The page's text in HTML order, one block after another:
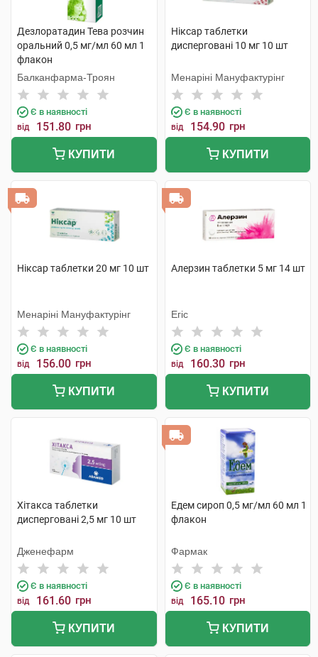
Дезлоратадин Тева розчин
оральний 0,5 мг/мл 60 мл 1
флакон
Балканфарма-Троян
Є в наявності
від 151.80 грн
КУПИТИ
Ніксар таблетки
дисперговані 10 мг 10 шт
Менаріні Мануфактурінг
Є в наявності
від 154.90 грн
КУПИТИ
Ніксар таблетки 20 мг 10 шт
Менаріні Мануфактурінг
Є в наявності
від 156.00 грн
КУПИТИ
Алерзин таблетки 5 мг 14 шт
Егіс
Є в наявності
від 160.30 грн
КУПИТИ
Хітакса таблетки
дисперговані 2,5 мг 10 шт
Дженефарм
Є в наявності
від 161.60 грн
КУПИТИ
Едем сироп 0,5 мг/мл 60 мл 1
флакон
Фармак
Є в наявності
від 165.10 грн
КУПИТИ